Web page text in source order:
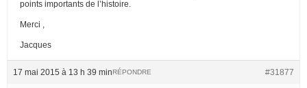
points importants de l’histoire.
Merci ,
Jacques
17 mai 2015 à 13 h 39 min #31877
RÉPONDRE